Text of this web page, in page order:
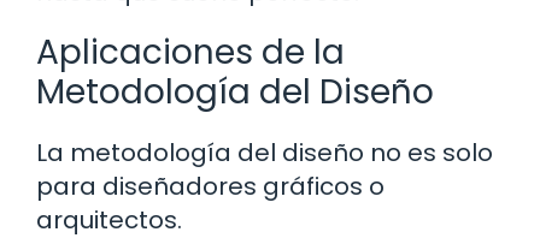
Aplicaciones de la
Metodología del Diseño
La metodología del diseño no es solo
para diseñadores gráficos o
arquitectos.